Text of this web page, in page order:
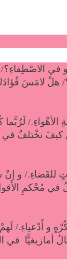
في الاصْطِفاءِ؟/
هلْ لامَسَ
لَرُبَّما
كيفَ نخْتلفُ
للقَضاءِ./ و
في مُحْكمِ
و أَدْعياءِ./
أمازيغيًّا في